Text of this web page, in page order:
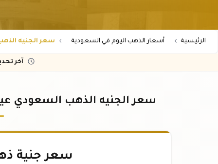
الرئيسية أسعار الذهب اليوم في السعودية سعر الجنيه
آخر
سعر الجنيه الذهب السعودي عيار ٢٤ - أحدث الأسعار بالريال
سعر جنية